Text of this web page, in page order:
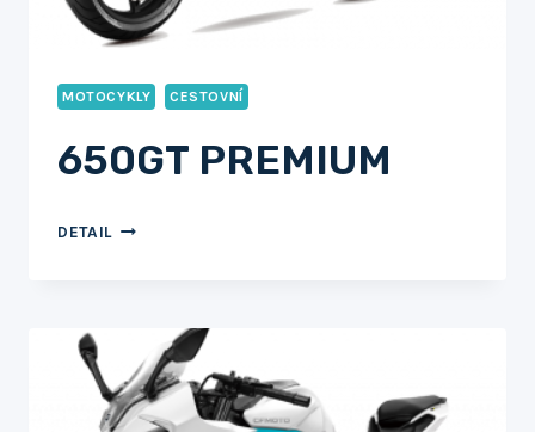
MOTOCYKLY CESTOVNÍ
650GT PREMIUM
DETAIL 650GT